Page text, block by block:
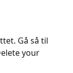
Gå så til
your